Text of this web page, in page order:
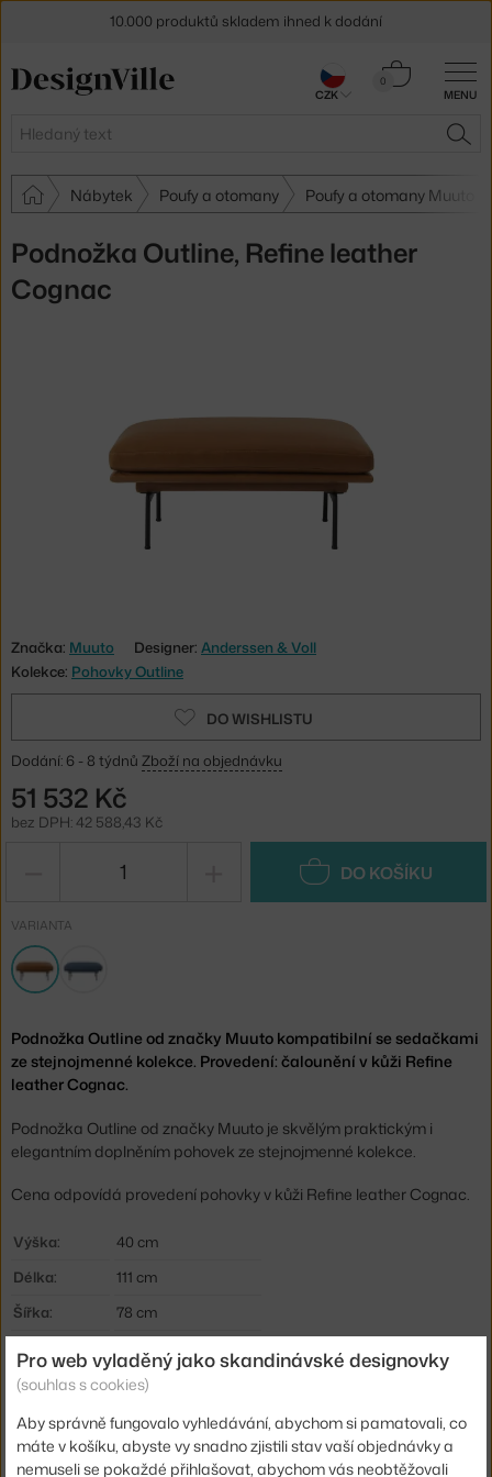
MENU
Hledat
0
Košík
Nábytek Poufy a otomany Poufy a otomany Muuto
Podnožka Outline, Refine leather
Cognac
Značka: Muuto Designer: Anderssen & Voll
Kolekce: Pohovky Outline
DO WISHLISTU
Dodání: 6 - 8 týdnů Zboží na objednávku
51 532 Kč
bez DPH: 42 588,43 Kč
DO KOŠÍKU
VARIANTA
Podnožka Outline od značky Muuto kompatibilní se sedačkami
ze stejnojmenné kolekce. Provedení: čalounění v kůži Refine
leather Cognac.
Podnožka Outline od značky Muuto je skvělým praktickým i
elegantním doplněním pohovek ze stejnojmenné kolekce.
Cena odpovídá provedení pohovky v kůži Refine leather Cognac.
Výška:
40 cm
Délka:
111 cm
Šířka:
78 cm
Materiál:
lakovaná ocel, textil
Kód produktu
MUU-OUPOURA10101
Ste zo Slovenska? Prejdite naPodnožka Outline, Refine leather
10.000 produktů skladem ihned k dodání
30 dní na vrácení zbožíCZK
Pro web vyladěný jako skandinávské designovky
(souhlas s cookies)
Aby správně fungovalo vyhledávání, abychom si pamatovali, co
máte v košíku, abyste vy snadno zjistili stav vaší objednávky a
nemuseli se pokaždé přihlašovat, abychom vás neobtěžovali